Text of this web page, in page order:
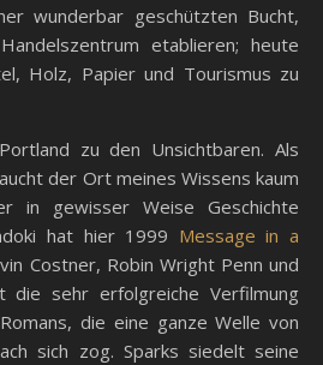
wunderbar geschützten Bucht,
etablieren; heute
Holz, Papier und Tourismus zu
zu den Unsichtbaren. Als
der Ort meines Wissens kaum
in gewisser Weise Geschichte
hat hier 1999 Message in a
Costner, Robin Wright Penn und
die sehr erfolgreiche Verfilmung
die eine ganze Welle von
sich zog. Sparks siedelt seine